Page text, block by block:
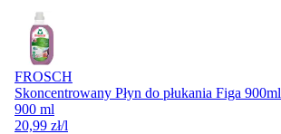
FROSCH
Skoncentrowany Płyn do płukania Figa 900ml
900 ml
20,99 zł/l